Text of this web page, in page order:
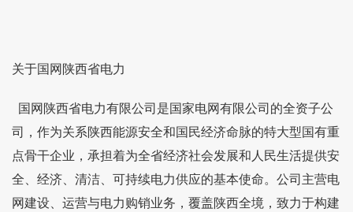
关于国网陕西省电力
国网陕西省电力有限公司是国家电网有限公司的全资子公
司，作为关系陕西能源安全和国民经济命脉的特大型国有重
点骨干企业，承担着为全省经济社会发展和人民生活提供安
全、经济、清洁、可持续电力供应的基本使命。公司主营电
网建设、运营与电力购销业务，覆盖陕西全境，致力于构建